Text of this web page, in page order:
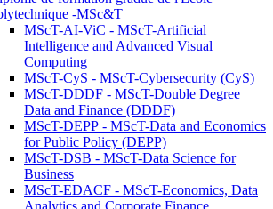
-MSc&T
MScT-AI-ViC - MScT-Artificial
Intelligence and Advanced Visual
Computing
MScT-CyS - MScT-Cybersecurity (CyS)
MScT-DDDF - MScT-Double Degree
Data and Finance (DDDF)
MScT-DEPP - MScT-Data and Economics
for Public Policy (DEPP)
MScT-DSB - MScT-Data Science for
Business
MScT-EDACF - MScT-Economics, Data
Analytics and Corporate Finance